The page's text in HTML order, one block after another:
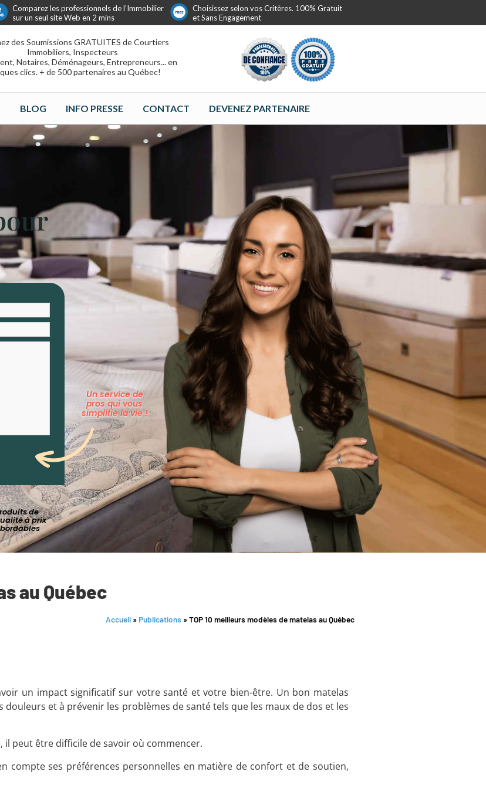
Comparez les professionnels de l’Immobilier
sur un seul site Web en 2 mins
Choisissez selon vos Critères. 100% Gratuit
et Sans Engagement
des Soumissions GRATUITES de Courtiers
Immobiliers, Inspecteurs
Notaires, Déménageurs, Entrepreneurs... en
clics. + de 500 partenaires au Québec!
BLOG INFO PRESSE CONTACT DEVENEZ PARTENAIRE
Un service de
pros qui vous
simplifie la vie !
de
à prix
au Québec
Accueil » Publications »TOP 10 meilleurs modèles de matelas au Québec
un impact significatif sur votre santé et votre bien-être. Un bon matelas
et à prévenir les problèmes de santé tels que les maux de dos et les
il peut être difficile de savoir où commencer.
compte ses préférences personnelles en matière de confort et de soutien,